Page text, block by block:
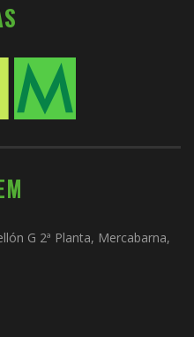
G 2ª Planta, Mercabarna,